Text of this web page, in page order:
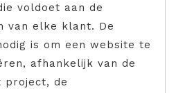
voldoet aan de
van elke klant. De
is om een website te
afhankelijk van de
project, de